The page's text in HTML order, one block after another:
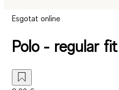
Esgotat online
Polo - regular fit